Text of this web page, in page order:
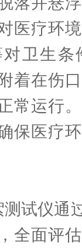
医疗环
卫生条
着在伤
常运行
保医疗
仪通
全面评